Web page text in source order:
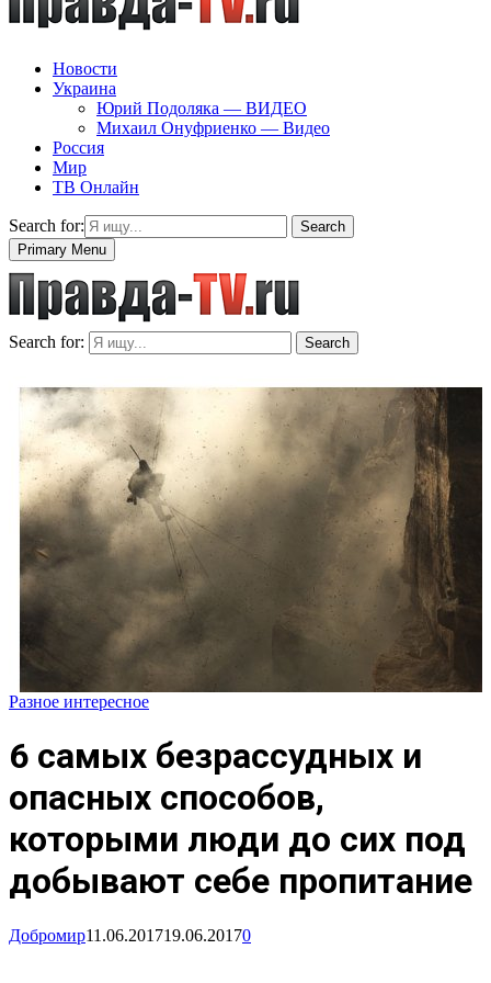
Новости
Украина
Юрий Подоляка — ВИДЕО
Михаил Онуфриенко — Видео
Россия
Мир
ТВ Онлайн
Search for:
Search
Primary Menu
Search for: Search
Разное интересное
6 самых безрассудных и
опасных способов,
которыми люди до сих под
добывают себе пропитание
Добромир11.06.201719.06.20170